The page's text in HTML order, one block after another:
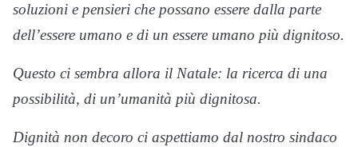
soluzioni e pensieri che possano essere dalla parte
dell’essere umano e di un essere umano più dignitoso.
Questo ci sembra allora il Natale: la ricerca di una
possibilità, di un’umanità più dignitosa.
Dignità non decoro ci aspettiamo dal nostro sindaco